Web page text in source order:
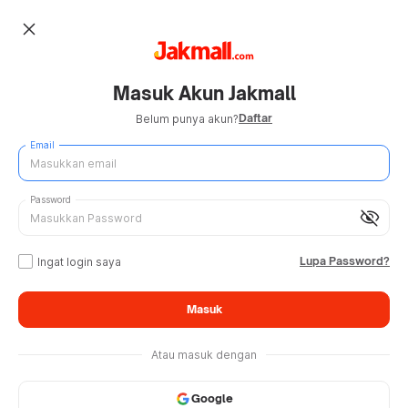
close
Masuk Akun Jakmall
Belum punya akun?Daftar
Email
visibility_off
Password
Ingat login saya Lupa Password?
Masuk
Atau masuk dengan
Google